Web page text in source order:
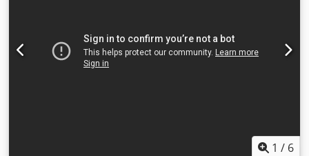
1 / 6